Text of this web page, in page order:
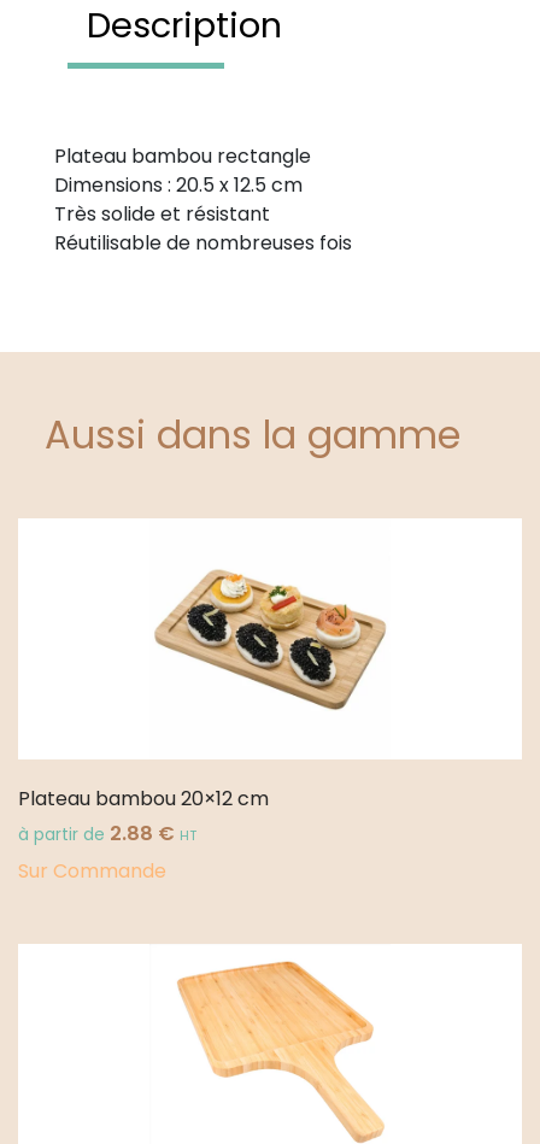
Description
Plateau bambou rectangle
Dimensions : 20.5 x 12.5 cm
Très solide et résistant
Réutilisable de nombreuses fois
Aussi dans la gamme
Plateau bambou 20×12 cm
à partir de 2.88 € HT
Sur Commande